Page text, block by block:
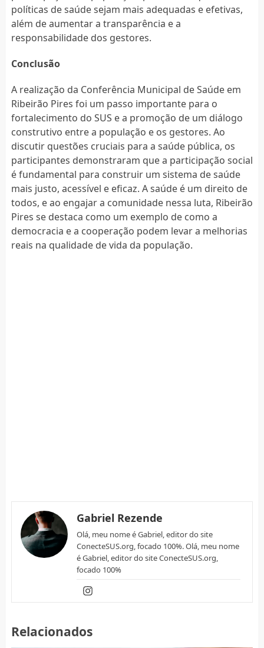
políticas de saúde sejam mais adequadas e efetivas,
além de aumentar a transparência e a
responsabilidade dos gestores.
Conclusão
A realização da Conferência Municipal de Saúde em
Ribeirão Pires foi um passo importante para o
fortalecimento do SUS e a promoção de um diálogo
construtivo entre a população e os gestores. Ao
discutir questões cruciais para a saúde pública, os
participantes demonstraram que a participação social
é fundamental para construir um sistema de saúde
mais justo, acessível e eficaz. A saúde é um direito de
todos, e ao engajar a comunidade nessa luta, Ribeirão
Pires se destaca como um exemplo de como a
democracia e a cooperação podem levar a melhorias
reais na qualidade de vida da população.
Gabriel Rezende
Olá, meu nome é Gabriel, editor do site
ConecteSUS.org, focado 100%. Olá, meu nome
é Gabriel, editor do site ConecteSUS.org,
focado 100%
Relacionados